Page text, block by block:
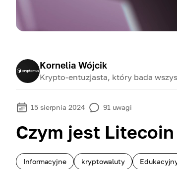
Kornelia Wójcik
Krypto-entuzjasta, który bada
15 sierpnia 2024 91 uwagi
Czym jest Litecoin
Informacyjne kryptowaluty